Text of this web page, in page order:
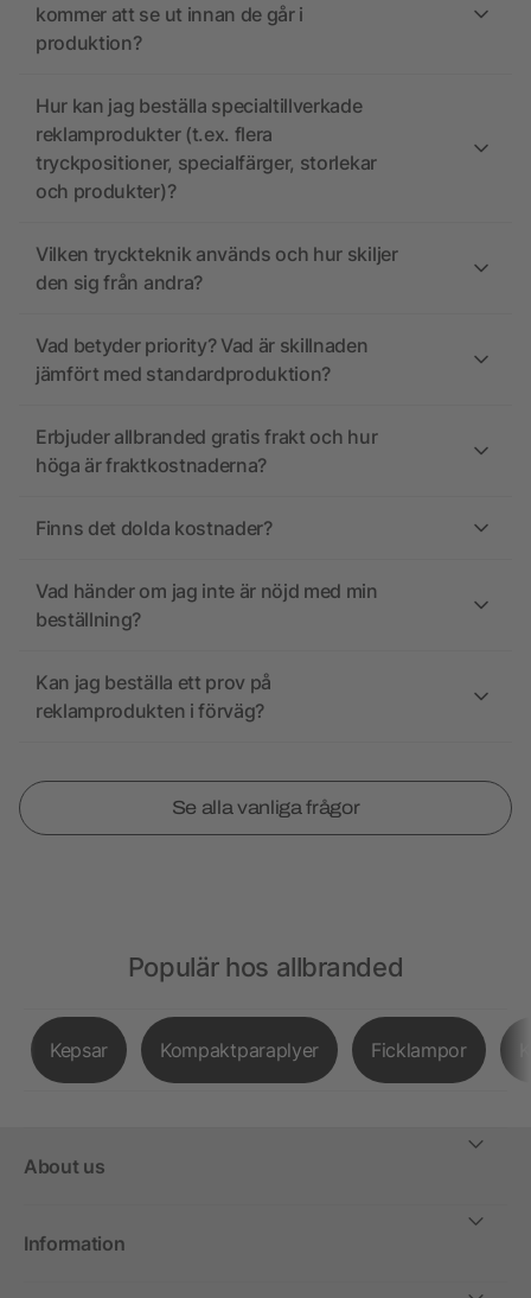
kommer att se ut innan de går i
produktion?
Hur kan jag beställa specialtillverkade
reklamprodukter (t.ex. flera
tryckpositioner, specialfärger, storlekar
och produkter)?
Vilken tryckteknik används och hur skiljer
den sig från andra?
Vad betyder priority? Vad är skillnaden
jämfört med standardproduktion?
Erbjuder allbranded gratis frakt och hur
höga är fraktkostnaderna?
Finns det dolda kostnader?
Vad händer om jag inte är nöjd med min
beställning?
Kan jag beställa ett prov på
reklamprodukten i förväg?
Se alla vanliga frågor
Populär hos allbranded
Kepsar Kompaktparaplyer Ficklampor
About us
Information